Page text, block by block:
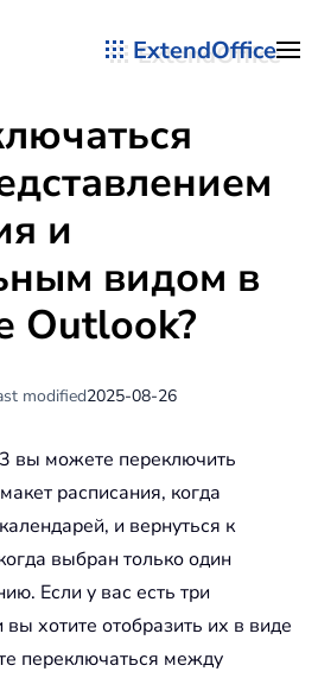
ExtendOffice
и
видом в
Outlook?
modified2025-08-26
вы можете переключить
расписания, когда
и вернуться к
выбран только один
Если у вас есть три
хотите отобразить их в виде
переключаться между